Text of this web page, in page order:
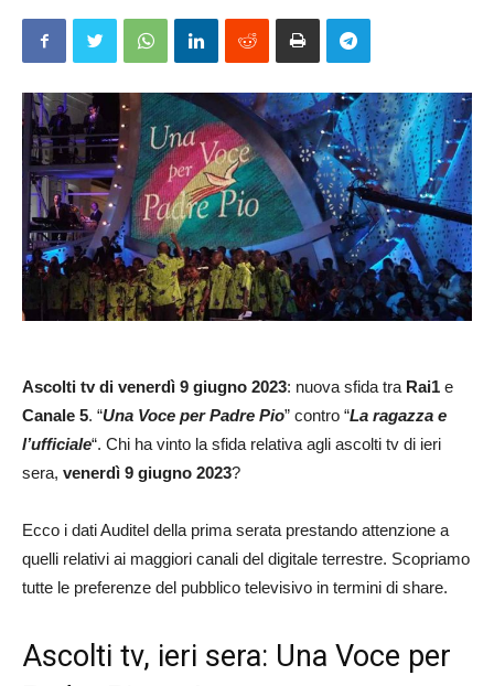
Ascolti tv di venerdì 9 giugno 2023: nuova sfida tra Rai1 e
Canale 5. “Una Voce per Padre Pio” contro “La ragazza e
l’ufficiale“. Chi ha vinto la sfida relativa agli ascolti tv di ieri
sera, venerdì 9 giugno 2023?
Ecco i dati Auditel della prima serata prestando attenzione a
quelli relativi ai maggiori canali del digitale terrestre. Scopriamo
tutte le preferenze del pubblico televisivo in termini di share.
Ascolti tv, ieri sera: Una Voce per